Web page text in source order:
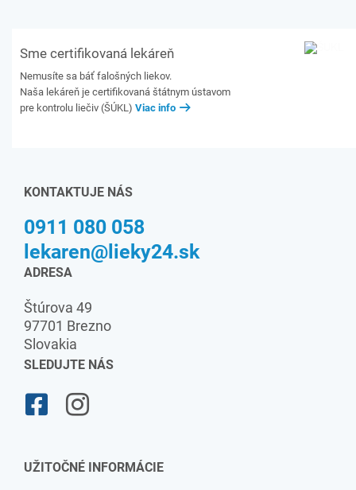
Sme certifikovaná lekáreň
Nemusíte sa báť falošných liekov.
Naša lekáreň je certifikovaná štátnym ústavom
pre kontrolu liečiv (ŠÚKL) Viac info
KONTAKTUJE NÁS
0911 080 058
lekaren@lieky24.sk
ADRESA
Štúrova 49
97701 Brezno
Slovakia
SLEDUJTE NÁS
UŽITOČNÉ INFORMÁCIE